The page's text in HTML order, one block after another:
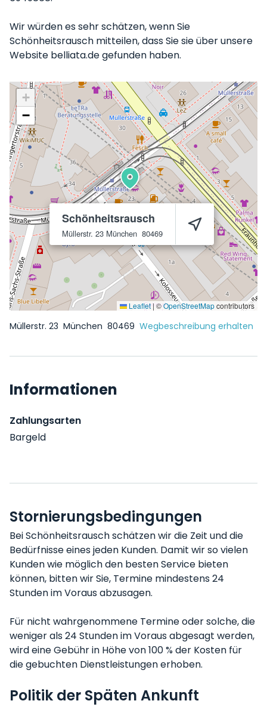
Wir würden es sehr schätzen, wenn Sie
Schönheitsrausch mitteilen, dass Sie sie über unsere
Website belliata.de gefunden haben.
Schönheitsrausch
Müllerstr. 23 München 80469
+
−
Leaflet| ©OpenStreetMapcontributors
Müllerstr. 23 München 80469 Wegbeschreibung erhalten
Informationen
Zahlungsarten
Bargeld
Stornierungsbedingungen
Bei Schönheitsrausch schätzen wir die Zeit und die
Bedürfnisse eines jeden Kunden. Damit wir so vielen
Kunden wie möglich den besten Service bieten
können, bitten wir Sie, Termine mindestens 24
Stunden im Voraus abzusagen.
Für nicht wahrgenommene Termine oder solche, die
weniger als 24 Stunden im Voraus abgesagt werden,
wird eine Gebühr in Höhe von 100 % der Kosten für
die gebuchten Dienstleistungen erhoben.
Politik der Späten Ankunft